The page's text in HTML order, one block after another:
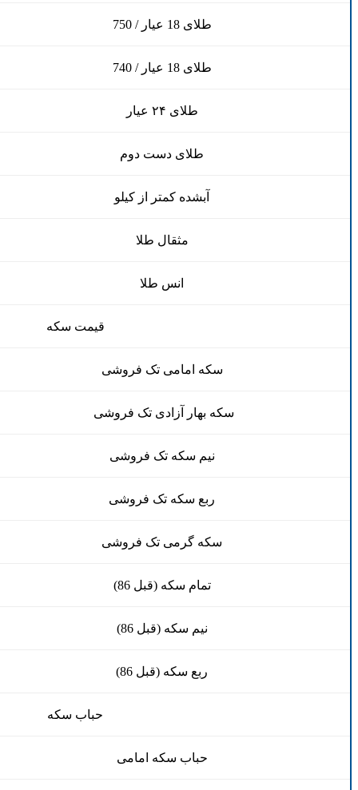
طلای 18 عیار / 750
طلای 18 عیار / 740
طلای ۲۴ عیار
طلای دست دوم
آبشده کمتر از کیلو
مثقال طلا
انس طلا
قیمت سکه
سکه امامی تک فروشی
سکه بهار آزادی تک فروشی
نیم سکه تک فروشی
ربع سکه تک فروشی
سکه گرمی تک فروشی
تمام سکه (قبل 86)
نیم سکه (قبل 86)
ربع سکه (قبل 86)
حباب سکه
حباب سکه امامی